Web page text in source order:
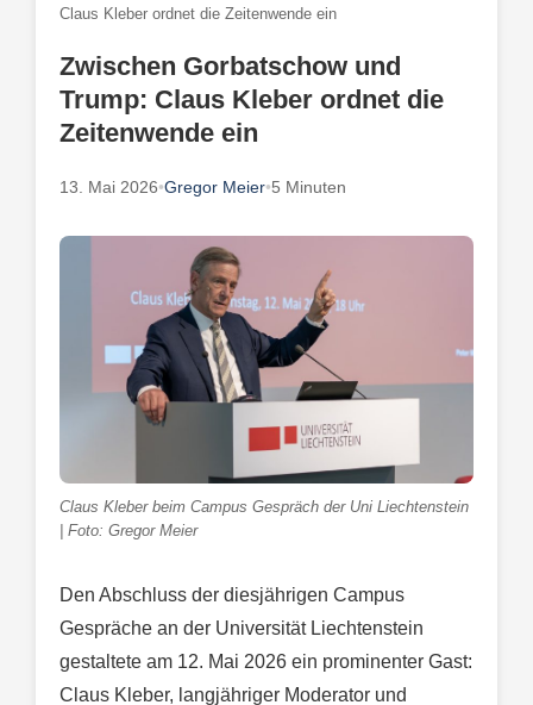
Claus Kleber ordnet die Zeitenwende ein
Zwischen Gorbatschow und
Trump: Claus Kleber ordnet die
Zeitenwende ein
13. Mai 2026•Gregor Meier•5 Minuten
Claus Kleber beim Campus Gespräch der Uni Liechtenstein
| Foto: Gregor Meier
Den Abschluss der diesjährigen Campus
Gespräche an der Universität Liechtenstein
gestaltete am 12. Mai 2026 ein prominenter Gast:
Claus Kleber, langjähriger Moderator und